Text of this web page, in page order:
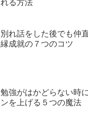
れる方法
別れ話をした後でも仲
縁成就の７つのコツ
勉強がはかどらない時
ンを上げる５つの魔法